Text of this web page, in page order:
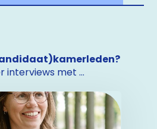
interviews met ...